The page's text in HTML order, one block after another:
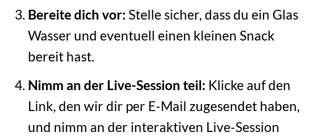
Bereite dich vor: Stelle sicher, dass du ein Glas
Wasser und eventuell einen kleinen Snack
bereit hast.
Nimm an der Live-Session teil: Klicke auf den
Link, den wir dir per E-Mail zugesendet haben,
und nimm an der interaktiven Live-Session